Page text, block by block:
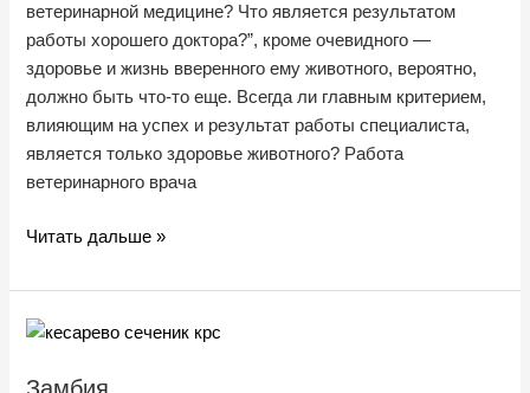
ветеринарной медицине? Что является результатом
работы хорошего доктора?”, кроме очевидного —
здоровье и жизнь вверенного ему животного, вероятно,
должно быть что-то еще. Всегда ли главным критерием,
влияющим на успех и результат работы специалиста,
является только здоровье животного? Работа
ветеринарного врача
Читать дальше »
Замбия